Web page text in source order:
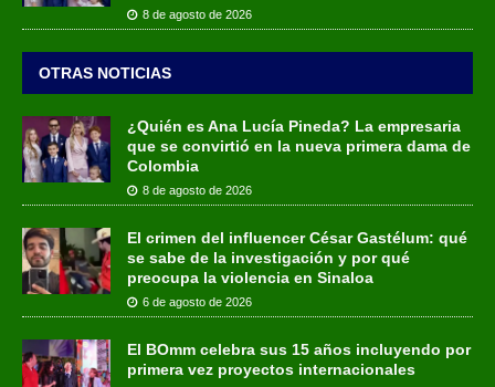
8 de agosto de 2026
OTRAS NOTICIAS
¿Quién es Ana Lucía Pineda? La empresaria
que se convirtió en la nueva primera dama de
Colombia
8 de agosto de 2026
El crimen del influencer César Gastélum: qué
se sabe de la investigación y por qué
preocupa la violencia en Sinaloa
6 de agosto de 2026
El BOmm celebra sus 15 años incluyendo por
primera vez proyectos internacionales